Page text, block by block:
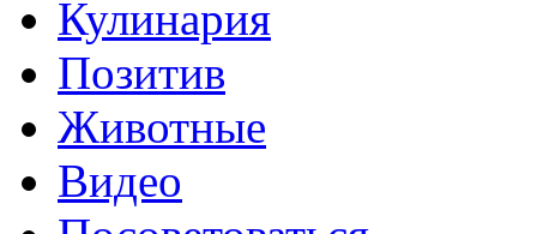
Кулинария
Позитив
Животные
Видео